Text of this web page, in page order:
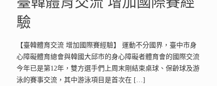
驗
【臺韓體育交流 增加國際賽經驗】 運動不分國界，臺中市身
心障礙體育總會與韓國大邱市的身心障礙者體育會的國際交流
今年已是第12年，雙方選手們上周末剛結束桌球、保齡球及游
泳的賽事交流，其中游泳項目是首次在[…]